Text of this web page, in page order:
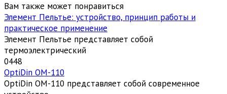
Вам также может понравиться
Элемент Пельтье: устройство, принцип работы и
практическое применение
Элемент Пельтье представляет собой
термоэлектрический
0448
OptiDin ОМ-110
OptiDin ОМ-110 представляет собой современное